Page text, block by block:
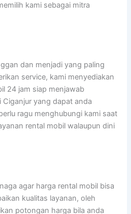
kami sebagai mitra
dan menjadi yang paling
service, kami menyediakan
24 jam siap menjawab
yang dapat anda
ragu menghubungi kami saat
rental mobil walaupun dini
agar harga rental mobil bisa
kualitas layanan, oleh
potongan harga bila anda